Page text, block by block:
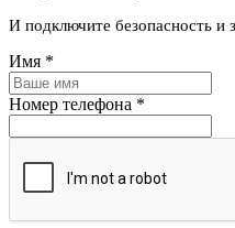
И подключите безопасность и
Имя *
Номер телефона *